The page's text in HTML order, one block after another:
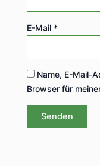
E-Mail *
Name, E-Mail-
Browser für